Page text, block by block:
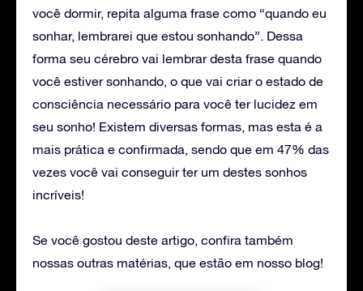
você dormir, repita alguma frase como “quando eu
sonhar, lembrarei que estou sonhando”. Dessa
forma seu cérebro vai lembrar desta frase quando
você estiver sonhando, o que vai criar o estado de
consciência necessário para você ter lucidez em
seu sonho! Existem diversas formas, mas esta é a
mais prática e confirmada, sendo que em 47% das
vezes você vai conseguir ter um destes sonhos
incríveis!
Se você gostou deste artigo, confira também
nossas outras matérias, que estão em nosso blog!